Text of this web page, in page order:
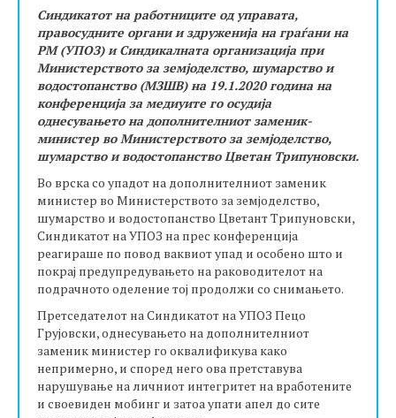
Синдикатот на работниците од управата,
правосудните органи и здруженија на граѓани на
РМ (УПОЗ) и Синдикалната организација при
Министерството за земјоделство, шумарство и
водостопанство (МЗШВ) на 19.1.2020 година на
конференција за медиуите го осудија
однесувањето на дополнителниот заменик-
министер во Министерството за земјоделство,
шумарство и водостопанство Цветан Трипуновски.
Во врска со упадот на дополнителниот заменик
министер во Министерството за земјоделство,
шумарство и водостопанство Цветант Tрипуновски,
Синдикатот на УПОЗ на прес конференција
реагираше по повод ваквиот упад и особено што и
покрај предупредувањето на раководителот на
подрачното оделение тој продолжи со снимањето.
Претседателот на Синдикатот на УПОЗ Пецо
Грујовски, однесувањето на дополнителниот
заменик министер го оквалификува како
непримерно, и според него ова претставува
нарушување на личниот интегритет на вработените
и своевиден мобинг и затоа упати апел до сите